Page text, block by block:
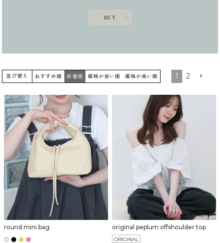
並び替え おすすめ順 新着順 価格が安い順 価格が高い順 1 2
round mini bag original peplum offshoulder top
ORIGINAL